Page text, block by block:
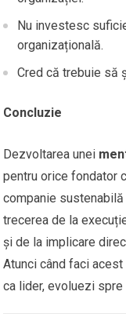
Nu investesc
organizațională.
Cred că trebuie să
Concluzie
Dezvoltarea unei
pentru orice fondator
companie
trecerea de la
și de la implicare
Atunci când faci
ca lider, evoluezi spre